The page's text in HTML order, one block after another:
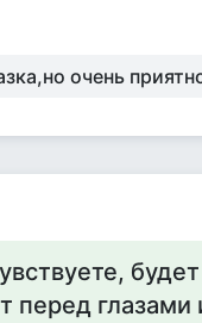
очень
перед